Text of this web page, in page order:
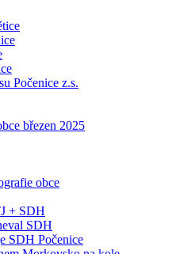
Počenice z.s.
březen 2025
obce
+ SDH
SDH
SDH Počenice